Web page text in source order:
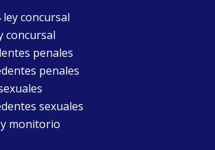
concursal
concursal
penales
penales
sexuales
monitorio